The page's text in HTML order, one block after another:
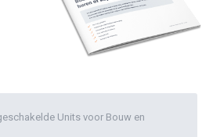
Units voor Bouw en